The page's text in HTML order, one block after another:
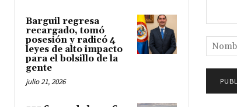
Barguil regresa
recargado, tomó
posesión y radicó 4
leyes de alto impacto
para el bolsillo de la
gente
julio 21, 2026